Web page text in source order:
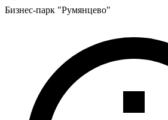
Бизнес-парк "Румянцево"